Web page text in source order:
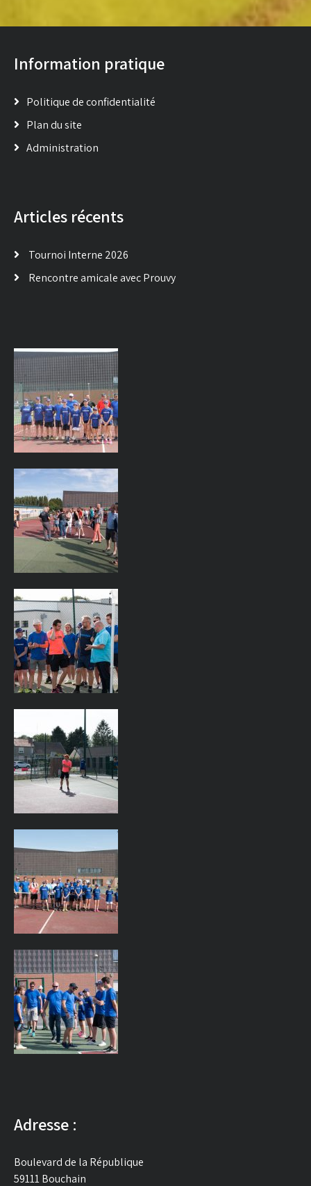
Information pratique
Politique de confidentialité
Plan du site
Administration
Articles récents
Tournoi Interne 2026
Rencontre amicale avec Prouvy
Adresse :
Boulevard de la République
59111 Bouchain